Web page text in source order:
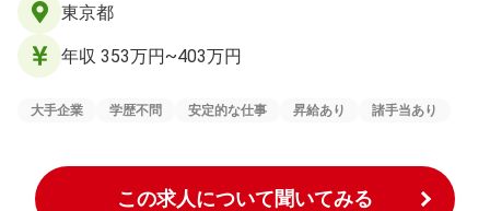
東京都
年収 353万円~403万円
大手企業 学歴不問 安定的な仕事 昇給あり 諸手当あり
この求人について聞いてみる